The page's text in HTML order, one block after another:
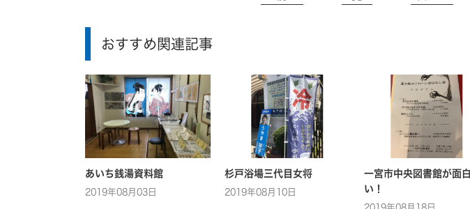
おすすめ関連記事
あいち銭湯資料館
2019年08月03日
杉戸浴場三代目女将
2019年08月10日
一宮市中央図書館が面白
い！